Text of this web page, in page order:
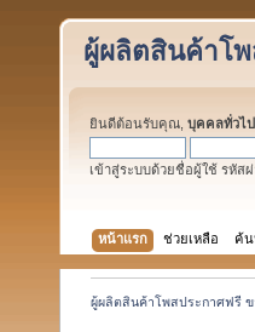
ผู้ผลิตสินค้าโ
ยินดีต้อนรับคุณ, บุคคลทั่วไป
เข้าสู่ระบบด้วยชื่อผู้ใช้ รหัส
หน้าแรก ช่วยเหลือ ค้น
ผู้ผลิตสินค้าโพสประกาศฟรี